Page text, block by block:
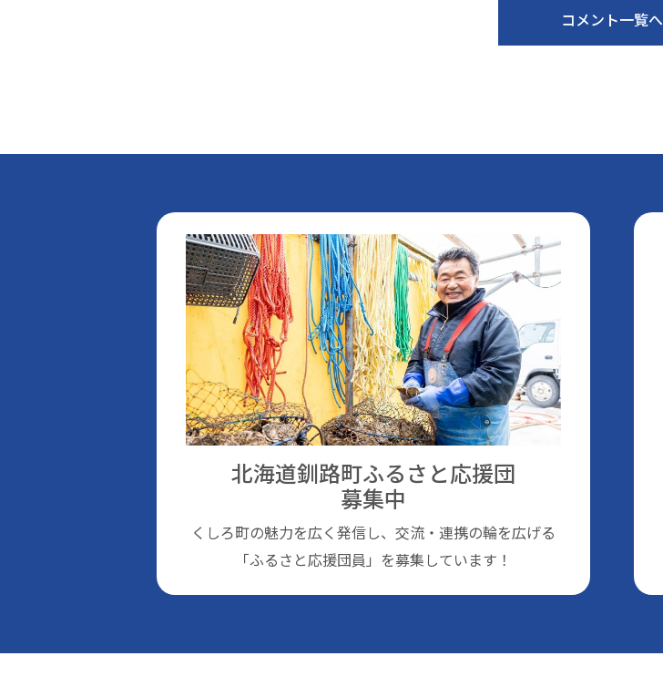
コメント一覧へ
北海道釧路町ふるさと応援団
募集中
くしろ町の魅⼒を広く発信し、交流・連携の輪を広げる
「ふるさと応援団員」を募集しています！